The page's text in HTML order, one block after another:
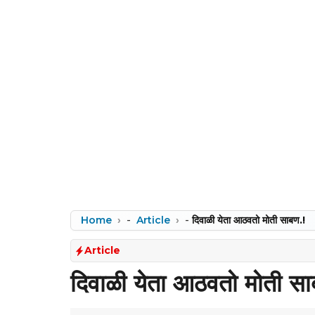
Home - Article -दिवाळी येता आठवतो मोती साबण.!
Article
दिवाळी येता आठवतो मोती